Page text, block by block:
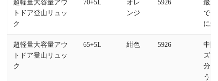
超軽量大容量アウ
トドア登山リュッ
ク
70+5L
オレ
ンジ
5926
最
で
に
超軽量大容量アウ
トドア登山リュッ
ク
65+5L 紺色 5926
中
ズ
分
う